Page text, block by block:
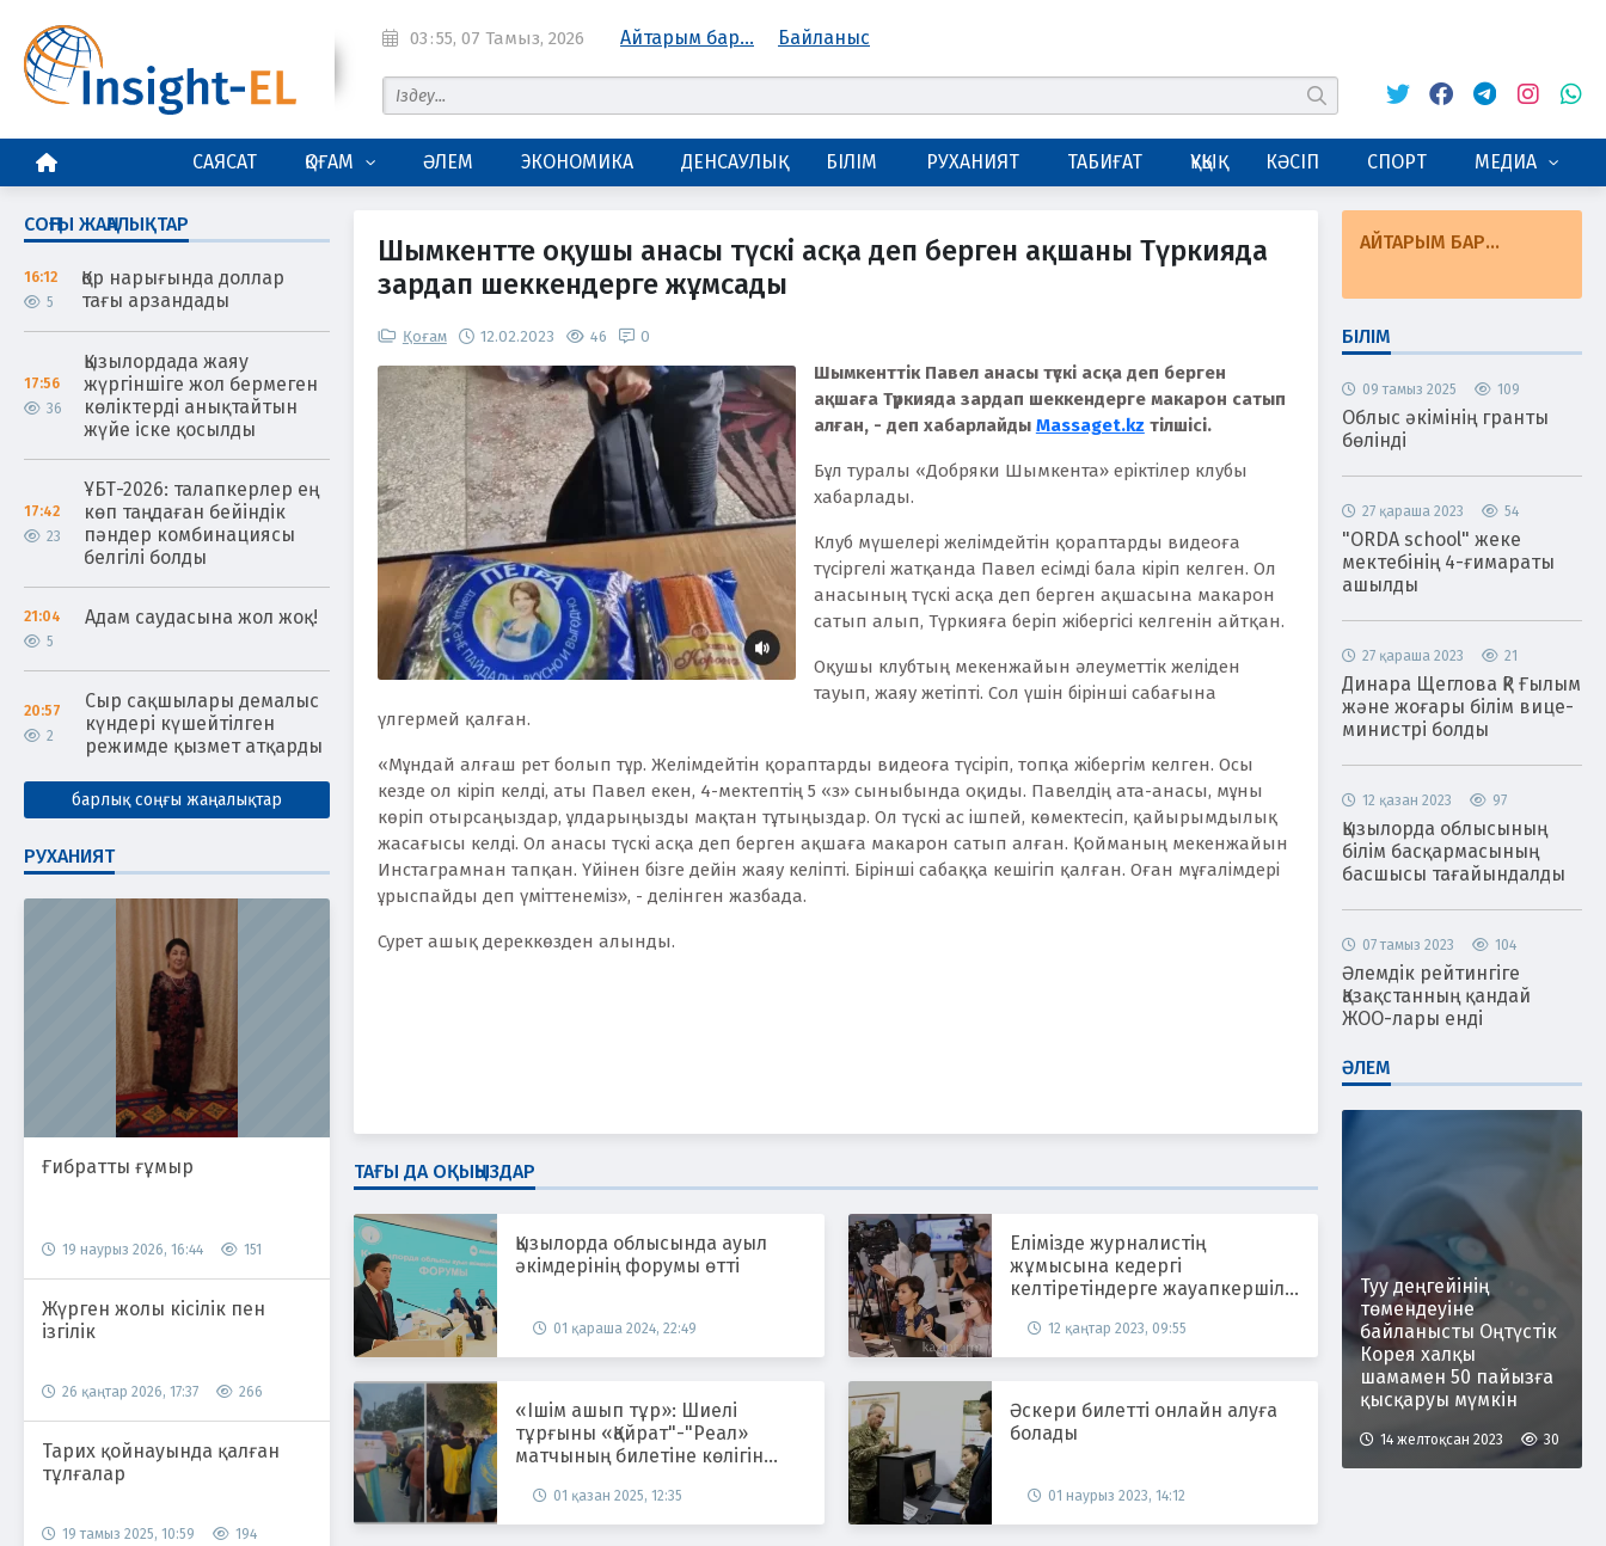
03 :55, 07 Тамыз, 2026 Айтарым бар... Байланыс
табу
САЯСАТ ҚОҒАМ ӘЛЕМ ЭКОНОМИКА ДЕНСАУЛЫҚ БІЛІМ РУХАНИЯТ ТАБИҒАТ ҚҰҚЫҚ КӘСІП СПОРТ МЕДИА
СОҢҒЫ ЖАҢАЛЫҚТАР
16:12
5
Қор нарығында доллар
тағы арзандады
17:56
36
Қызылордада жаяу
жүргіншіге жол бермеген
көліктерді анықтайтын
жүйе іске қосылды
17:42
23
ҰБТ-2026: талапкерлер ең
көп таңдаған бейіндік
пәндер комбинациясы
белгілі болды
21:04
5
Адам саудасына жол жоқ!
20:57
2
Сыр сақшылары демалыс
күндері күшейтілген
режимде қызмет атқарды
барлық соңғы жаңалықтар
РУХАНИЯТ
Ғибратты ғұмыр
19 наурыз 2026, 16:44 151
Жүрген жолы кісілік пен
ізгілік
26 қаңтар 2026, 17:37 266
Тарих қойнауында қалған
тұлғалар
19 тамыз 2025, 10:59 194
Шымкентте оқушы анасы түскі асқа деп берген ақшаны Түркияда
зардап шеккендерге жұмсады
Қоғам 12.02.2023 46 0
Шымкенттік Павел анасы түскі асқа деп берген
ақшаға Түркияда зардап шеккендерге макарон сатып
алған, - деп хабарлайды Massaget.kz тілшісі.
Бұл туралы «Добряки Шымкента» еріктілер клубы
хабарлады.
Клуб мүшелері желімдейтін қораптарды видеоға
түсіргелі жатқанда Павел есімді бала кіріп келген. Ол
анасының түскі асқа деп берген ақшасына макарон
сатып алып, Түркияға беріп жібергісі келгенін айтқан.
Оқушы клубтың мекенжайын әлеуметтік желіден
тауып, жаяу жетіпті. Сол үшін бірінші сабағына
үлгермей қалған.
«Мұндай алғаш рет болып тұр. Желімдейтін қораптарды видеоға түсіріп, топқа жібергім келген. Осы
кезде ол кіріп келді, аты Павел екен, 4-мектептің 5 «з» сыныбында оқиды. Павелдің ата-анасы, мұны
көріп отырсаңыздар, ұлдарыңызды мақтан тұтыңыздар. Ол түскі ас ішпей, көмектесіп, қайырымдылық
жасағысы келді. Ол анасы түскі асқа деп берген ақшаға макарон сатып алған. Қойманың мекенжайын
Инстаграмнан тапқан. Үйінен бізге дейін жаяу келіпті. Бірінші сабаққа кешігіп қалған. Оған мұғалімдері
ұрыспайды деп үміттенеміз», - делінген жазбада.
Сурет ашық дереккөзден алынды.
ТАҒЫ ДА ОҚЫҢЫЗДАР
Қызылорда облысында ауыл
әкімдерінің форумы өтті
01 қараша 2024, 22:49
Елімізде журналистің
жұмысына кедергі
келтіретіндерге жауапкершілік
12 қаңтар 2023, 09:55
«Ішім ашып тұр»: Шиелі
тұрғыны «Қайрат"-"Реал»
матчының билетіне көлігін
01 қазан 2025, 12:35
Әскери билетті онлайн алуға
болады
01 наурыз 2023, 14:12
АЙТАРЫМ БАР...
БІЛІМ
09 тамыз 2025 109
Облыс әкімінің гранты
бөлінді
27 қараша 2023 54
"ORDA school" жеке
мектебінің 4-ғимараты
ашылды
27 қараша 2023 21
Динара Щеглова ҚР Ғылым
және жоғары білім вице-
министрі болды
12 қазан 2023 97
Қызылорда облысының
білім басқармасының
басшысы тағайындалды
07 тамыз 2023 104
Әлемдік рейтингіге
Қазақстанның қандай
ЖОО-лары енді
ӘЛЕМ
Туу деңгейінің
төмендеуіне
байланысты Оңтүстік
Корея халқы
шамамен 50 пайызға
қысқаруы мүмкін
14 желтоқсан 2023 30